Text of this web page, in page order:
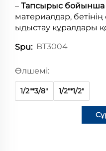
– Тапсырыс бойынша
материалдар,
ыдыстау құралдары
Spu: BT3004
Өлшемі:
1/2"*3/8" 1/2"*1/2"